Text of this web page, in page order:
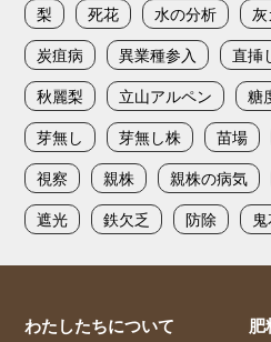
梨
死花 水の分析
炭疽病
異業種参入 直挿
秋麗梨
立山アルペン 糖
芽無し
芽無し株 苗場
視察
親株 親株の病気
遮光
鉄欠乏 防除
わたしたちについて 肥